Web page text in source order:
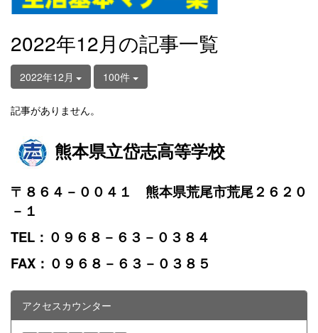
2022年12月の記事一覧
2022年12月 100件
記事がありません。
熊本県立岱志高等学校
〒８６４－００４１ 熊本県荒尾市荒尾２６２０
－１
TEL：０９６８－６３－０３８４
FAX：０９６８－６３－０３８５
アクセスカウンター